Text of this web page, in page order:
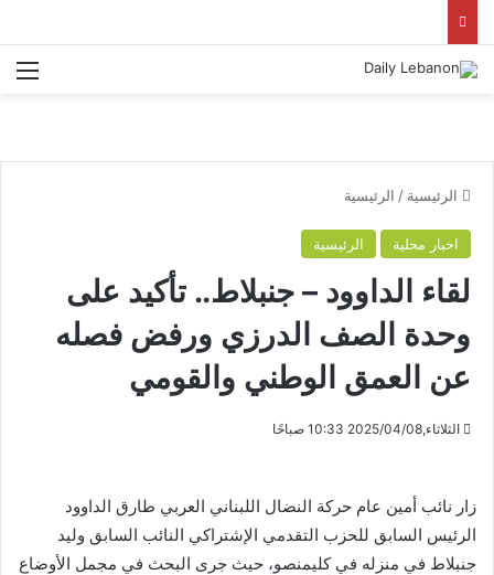
الرئيسية / الرئيسية
اخبار محلية الرئيسية
لقاء الداوود – جنبلاط.. تأكيد على
وحدة الصف الدرزي ورفض فصله
عن العمق الوطني والقومي
الثلاثاء,2025/04/08 10:33 صباحًا
زار نائب أمين عام حركة النضال اللبناني العربي طارق الداوود
الرئيس السابق للحزب التقدمي الإشتراكي النائب السابق وليد
جنبلاط في منزله في كليمنصو، حيث جرى البحث في مجمل الأوضاع